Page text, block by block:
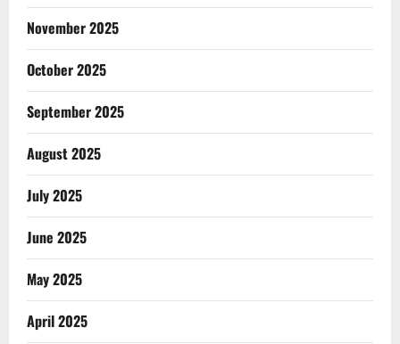
November 2025
October 2025
September 2025
August 2025
July 2025
June 2025
May 2025
April 2025